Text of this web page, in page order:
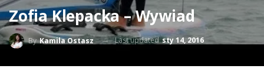
Zofia Klepacka – Wywiad
ByKamila Ostasz Last updatedsty 14, 2016